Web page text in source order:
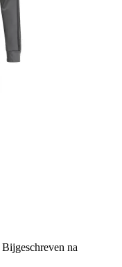
Bijgeschreven na